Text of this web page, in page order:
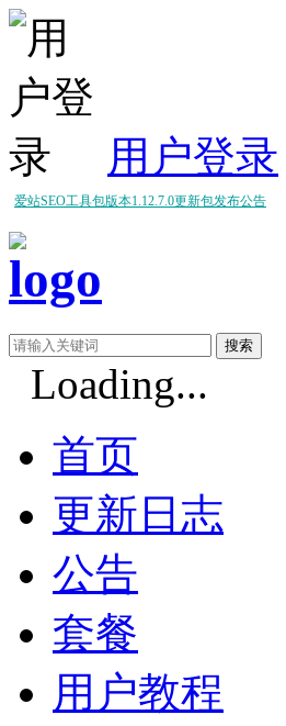
用户登录
爱站SEO工具包版本1.12.7.0更新包发布公告
爱站SEO工具包版本1.12.5.0更新包发布公告
Loading...
首页
更新日志
公告
套餐
用户教程